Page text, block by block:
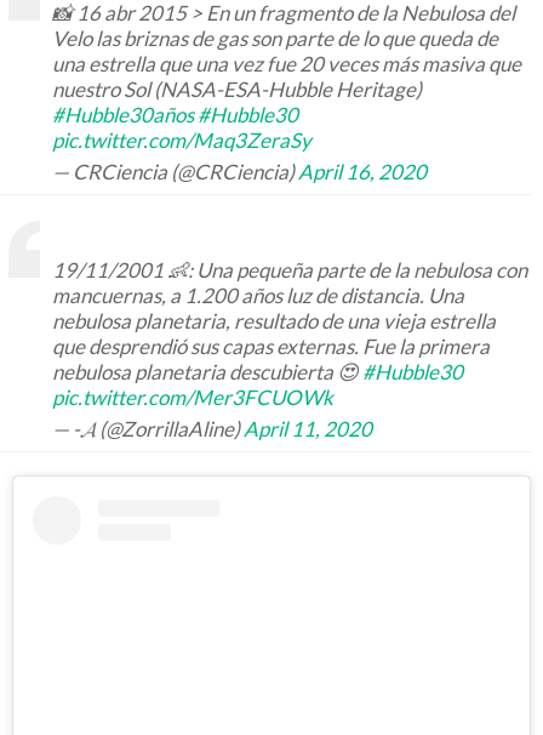
📸 16 abr 2015 > En un fragmento de la Nebulosa del
Velo las briznas de gas son parte de lo que queda de
una estrella que una vez fue 20 veces más masiva que
nuestro Sol (NASA-ESA-Hubble Heritage)
#Hubble30años #Hubble30
pic.twitter.com/Maq3ZeraSy
— CRCiencia (@CRCiencia)April 16, 2020
19/11/2001 👶: Una pequeña parte de la nebulosa con
mancuernas, a 1.200 años luz de distancia. Una
nebulosa planetaria, resultado de una vieja estrella
que desprendió sus capas externas. Fue la primera
nebulosa planetaria descubierta 😍 #Hubble30
pic.twitter.com/Mer3FCUOWk
— -𝓐 (@ZorrillaAline)April 11, 2020